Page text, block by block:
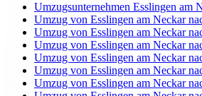
Umzugsunternehmen Esslingen am
Umzug von Esslingen am Neckar
Umzug von Esslingen am Neckar
Umzug von Esslingen am Neckar
Umzug von Esslingen am Neckar
Umzug von Esslingen am Neckar
Umzug von Esslingen am Neckar